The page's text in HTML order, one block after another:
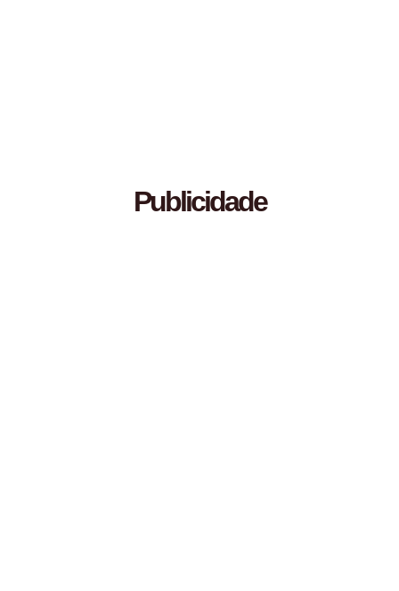
Publicidade